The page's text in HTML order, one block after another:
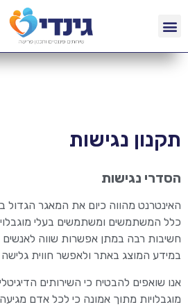
תקנון נגישות
הסדרי נגישות
האינטרנט מהווה כיום את המאגר הגדול
כלל המשתמשים ומשתמשים בעלי
חשיבות רבה במתן אפשרות שווה
במידע המוצג באתר ולאפשר חווית גלישה
אנו שואפים להבטיח כי השירותים
מוגבלויות מתוך אמונה כי לכל אדם מגיעה